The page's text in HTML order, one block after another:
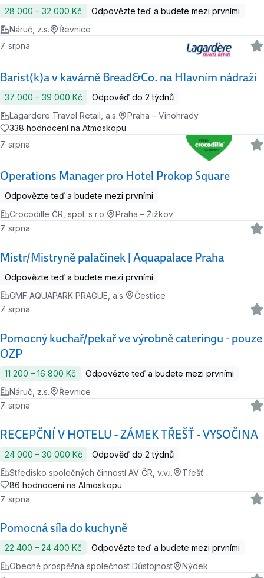
28 000 ‍–‍ 32 000 Kč
Odpovězte teď a budete mezi prvními
Náruč, z.s.
Řevnice
Barist(k)a v kavárně Bread&Co. na Hlavním nádraží
7. srpna
37 000 ‍–‍ 39 000 Kč
Odpověď do 2 týdnů
Lagardere Travel Retail, a.s.
Praha – Vinohrady
338 hodnocení na Atmoskopu
Operations Manager pro Hotel Prokop Square
7. srpna
Odpovězte teď a budete mezi prvními
Crocodille ČR, spol. s r.o.
Praha – Žižkov
Mistr/Mistryně palačinek | Aquapalace Praha
7. srpna
Odpovězte teď a budete mezi prvními
GMF AQUAPARK PRAGUE, a.s.
Čestlice
Pomocný kuchař/pekař ve výrobně cateringu - pouze
OZP
7. srpna
11 200 ‍–‍ 16 800 Kč
Odpovězte teď a budete mezi prvními
Náruč, z.s.
Řevnice
RECEPČNÍ V HOTELU - ZÁMEK TŘEŠŤ - VYSOČINA
7. srpna
24 000 ‍–‍ 30 000 Kč
Odpověď do 2 týdnů
Středisko společných činností AV ČR, v.v.i.
Třešť
86 hodnocení na Atmoskopu
Pomocná síla do kuchyně
7. srpna
22 400 ‍–‍ 24 400 Kč
Odpovězte teď a budete mezi prvními
Obecně prospěšná společnost Důstojnost
Nýdek